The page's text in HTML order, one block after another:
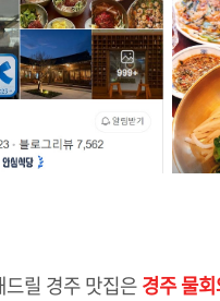
릴 경주 맛집은경주 물